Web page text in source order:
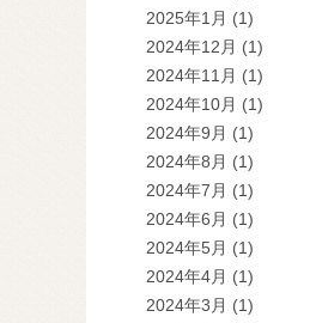
2025年1月 (1)
2024年12月 (1)
2024年11月 (1)
2024年10月 (1)
2024年9月 (1)
2024年8月 (1)
2024年7月 (1)
2024年6月 (1)
2024年5月 (1)
2024年4月 (1)
2024年3月 (1)